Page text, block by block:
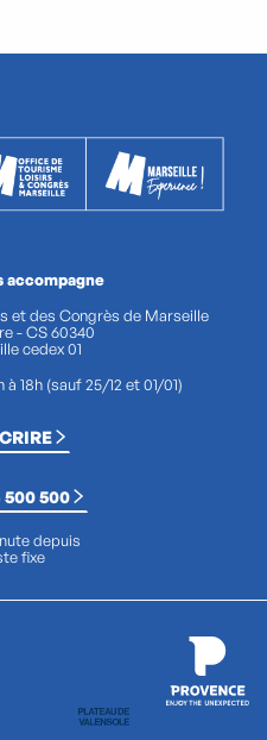
accompagne
et des Congrès de Marseille
- CS 60340
cedex 01
18h (sauf 25/12 et 01/01)
500 500
depuis
fixe